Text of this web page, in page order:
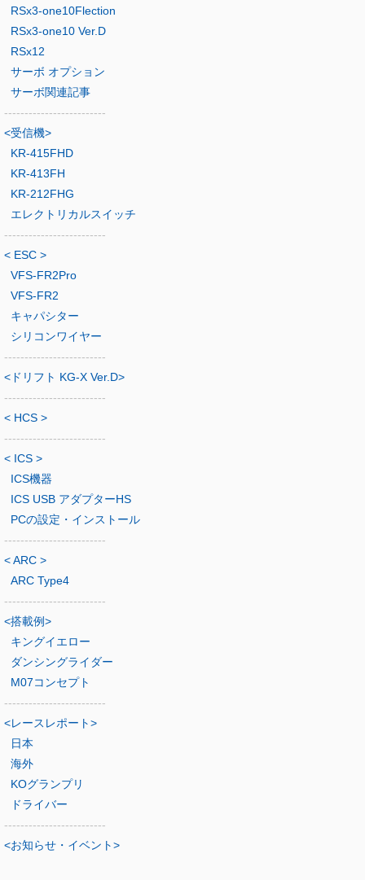
RSx3-one10Flection
RSx3-one10 Ver.D
RSx12
サーボ オプション
サーボ関連記事
-------------------------
<受信機>
KR-415FHD
KR-413FH
KR-212FHG
エレクトリカルスイッチ
-------------------------
< ESC >
VFS-FR2Pro
VFS-FR2
キャパシター
シリコンワイヤー
-------------------------
<ドリフト KG-X Ver.D>
-------------------------
< HCS >
-------------------------
< ICS >
ICS機器
ICS USB アダプターHS
PCの設定・インストール
-------------------------
< ARC >
ARC Type4
-------------------------
<搭載例>
キングイエロー
ダンシングライダー
M07コンセプト
-------------------------
<レースレポート>
日本
海外
KOグランプリ
ドライバー
-------------------------
<お知らせ・イベント>